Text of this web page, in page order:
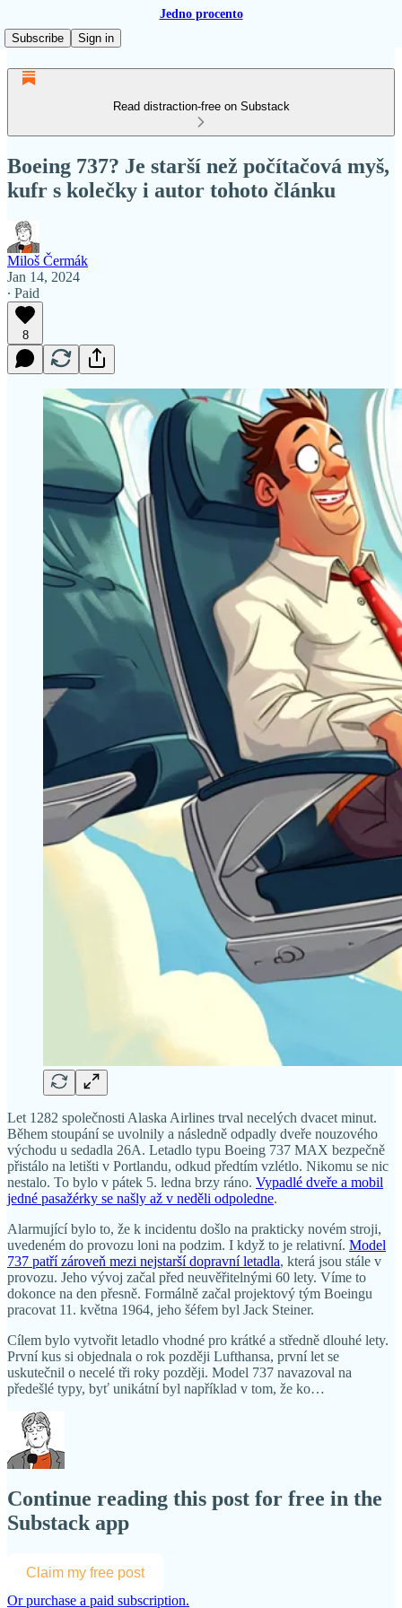
Jedno procento
Subscribe
Sign in
Read distraction-free on Substack
Boeing 737? Je starší než počítačová myš,
kufr s kolečky i autor tohoto článku
Miloš Čermák
Jan 14, 2024
∙ Paid
8
Let 1282 společnosti Alaska Airlines trval necelých dvacet minut.
Během stoupání se uvolnily a následně odpadly dveře nouzového
východu u sedadla 26A. Letadlo typu Boeing 737 MAX bezpečně
přistálo na letišti v Portlandu, odkud předtím vzlétlo. Nikomu se nic
nestalo. To bylo v pátek 5. ledna brzy ráno. Vypadlé dveře a mobil
jedné pasažérky se našly až v neděli odpoledne.
Alarmující bylo to, že k incidentu došlo na prakticky novém stroji,
uvedeném do provozu loni na podzim. I když to je relativní. Model
737 patří zároveň mezi nejstarší dopravní letadla, která jsou stále v
provozu. Jeho vývoj začal před neuvěřitelnými 60 lety. Víme to
dokonce na den přesně. Formálně začal projektový tým Boeingu
pracovat 11. května 1964, jeho šéfem byl Jack Steiner.
Cílem bylo vytvořit letadlo vhodné pro krátké a středně dlouhé lety.
První kus si objednala o rok později Lufthansa, první let se
uskutečnil o necelé tři roky později. Model 737 navazoval na
předešlé typy, byť unikátní byl například v tom, že ko…
Continue reading this post for free in the
Substack app
Claim my free post
Or purchase a paid subscription.